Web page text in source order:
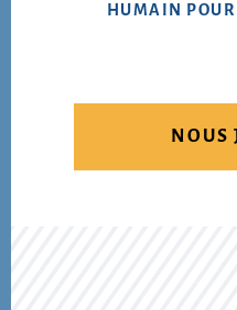
HUMAIN POUR
NOUS